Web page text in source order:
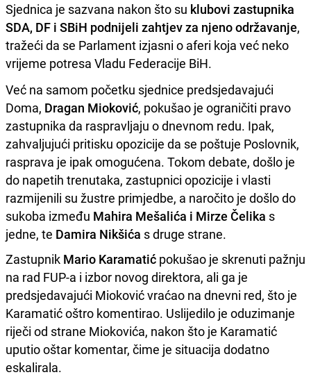
Sjednica je sazvana nakon što su klubovi zastupnika
SDA, DF i SBiH podnijeli zahtjev za njeno održavanje,
tražeći da se Parlament izjasni o aferi koja već neko
vrijeme potresa Vladu Federacije BiH.
Već na samom početku sjednice predsjedavajući
Doma, Dragan Mioković, pokušao je ograničiti pravo
zastupnika da raspravljaju o dnevnom redu. Ipak,
zahvaljujući pritisku opozicije da se poštuje Poslovnik,
rasprava je ipak omogućena. Tokom debate, došlo je
do napetih trenutaka, zastupnici opozicije i vlasti
razmijenili su žustre primjedbe, a naročito je došlo do
sukoba između Mahira Mešalića i Mirze Čelika s
jedne, te Damira Nikšića s druge strane.
Zastupnik Mario Karamatić pokušao je skrenuti pažnju
na rad FUP-a i izbor novog direktora, ali ga je
predsjedavajući Mioković vraćao na dnevni red, što je
Karamatić oštro komentirao. Uslijedilo je oduzimanje
riječi od strane Miokovića, nakon što je Karamatić
uputio oštar komentar, čime je situacija dodatno
eskalirala.